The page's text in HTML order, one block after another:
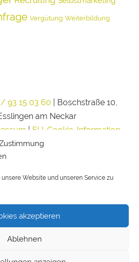
Website und unseren Service zu
akzeptieren
Ablehnen
Vergütung Weiterbildung
/ 93 15 03 60 | Boschstraße 10,
am Neckar
| EU-Cookie-Information